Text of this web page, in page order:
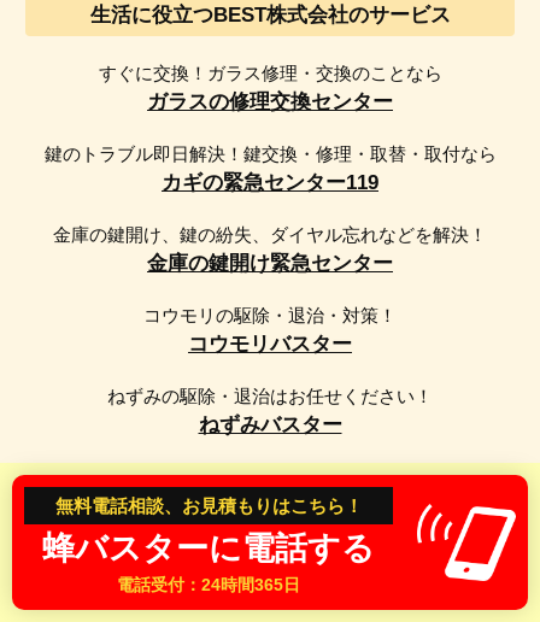
央区・桜区・浦和区・南区・緑区・岩槻区・川越市・熊谷
市・川口市・行田市・秩父市・所沢市・飯能市・加須市・
深谷市・上尾市・草加市・越谷市・蕨市・戸田市・入間
市・朝霞市・志木市・和光市・新座市・桶川市・久喜市・
手市・鶴ヶ島市・日高市・吉川市・ふじみ野市・白岡市・
伊奈町・三芳町・毛呂山町・越生町・滑川町・嵐山町・小
川町・川島町・吉見町・鳩山町・ときがわ町・横瀬町・皆
野町・長瀞町・小鹿野町・東秩父村・美里町・神川町・上
【京都府】京都市・北区・上京区・左京区・中京区・東山
知山市・舞鶴市・綾部市・宇治市・宮津市・亀岡市・城陽
市・向日市・長岡京市・八幡市・京田辺市・京丹後市・南
丹市・木津川市・町村・乙訓郡・大山崎町・久世郡・久御
山町・綴喜郡・井手町・宇治田原町・相楽郡・笠置町・和
束町・精華町・南山城村・船井郡・京丹波町・与謝郡・伊
生活に役立つBEST株式会社のサービス
すぐに交換！ガラス修理・交換のことなら
ガラスの修理交換センター
鍵のトラブル即日解決！鍵交換・修理・取替・取付なら
カギの緊急センター119
金庫の鍵開け、鍵の紛失、ダイヤル忘れなどを解決！
金庫の鍵開け緊急センター
コウモリの駆除・退治・対策！
コウモリバスター
ねずみの駆除・退治はお任せください！
ねずみバスター
Copyright 2022 BEST Corporation. All Rights Reserved.
無料電話相談、お見積もりはこちら！
蜂バスターに電話する
電話受付：24時間365日